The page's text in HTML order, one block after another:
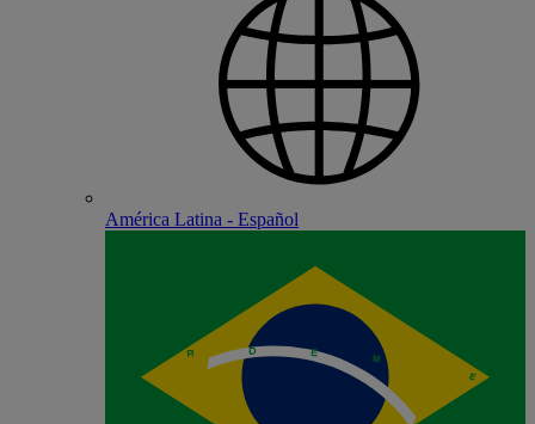
América Latina - Español